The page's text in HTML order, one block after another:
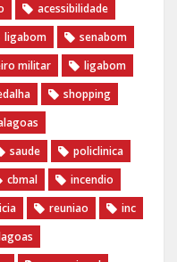
acessibilidade
ligabom
senabom
militar
ligabom
shopping
saude
policlinica
cbmal
incendio
reuniao
inc